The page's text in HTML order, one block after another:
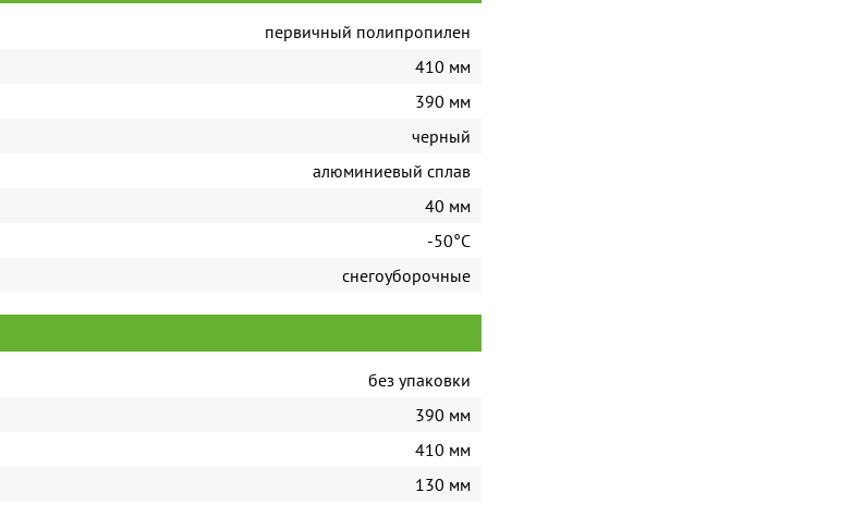
первичный полипропилен
410 мм
390 мм
черный
алюминиевый сплав
40 мм
-50°C
снегоуборочные
без упаковки
390 мм
410 мм
130 мм